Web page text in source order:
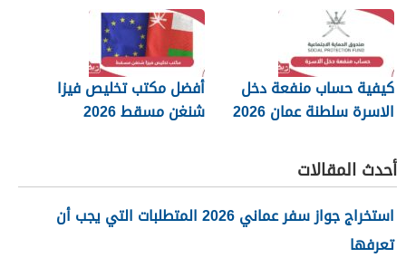
كيفية حساب منفعة دخل
الاسرة سلطنة عمان 2026
أفضل مكتب تخليص فيزا
شنغن مسقط 2026
أحدث المقالات
استخراج جواز سفر عماني 2026 المتطلبات التي يجب أن
تعرفها